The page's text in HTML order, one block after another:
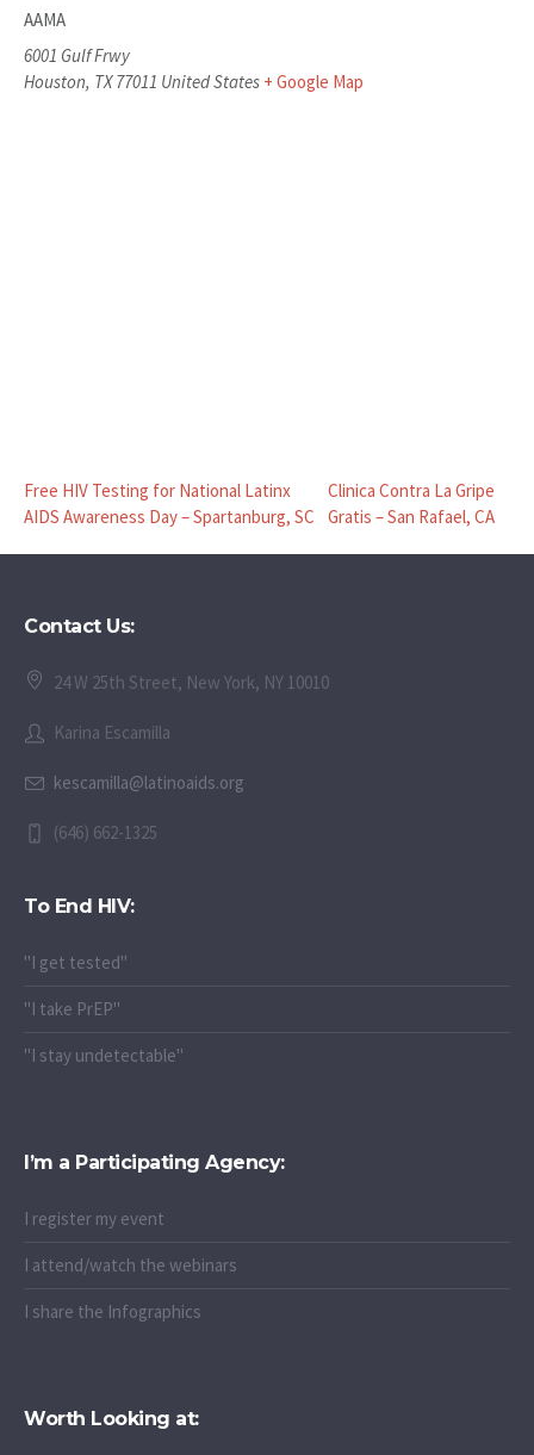
AAMA
6001 Gulf Frwy
Houston, TX 77011 United States + Google Map
Free HIV Testing for National Latinx
AIDS Awareness Day – Spartanburg, SC
Clinica Contra La Gripe
Gratis – San Rafael, CA
Contact Us:
24 W 25th Street, New York, NY 10010
Karina Escamilla
kescamilla@latinoaids.org
(646) 662-1325
To End HIV:
"I get tested"
"I take PrEP"
"I stay undetectable"
I’m a Participating Agency:
I register my event
I attend/watch the webinars
I share the Infographics
Worth Looking at: